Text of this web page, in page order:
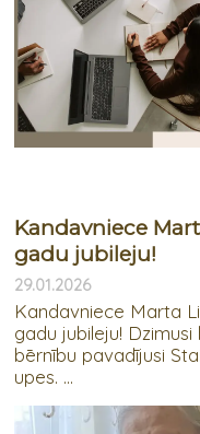
Kandavniece
gadu jubileju!
29.01.2026
Kandavniece Marta
gadu jubileju!
bērnību pavadījusi
upes. ...